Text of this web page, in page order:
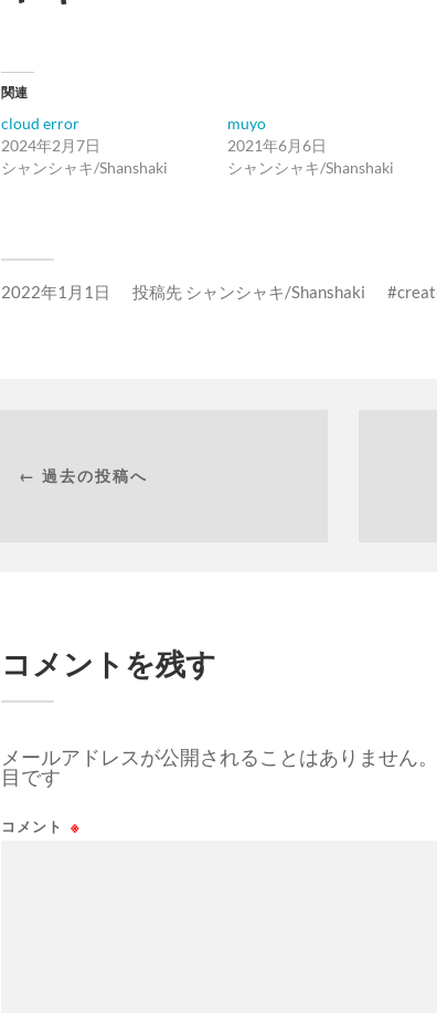
関連
cloud error
2024年2月7日
シャンシャキ/Shanshaki
muyo
2021年6月6日
シャンシャキ/Shanshaki
2022年1月1日 投稿先 シャンシャキ/Shanshaki
← 過去の投稿へ
コメントを残す
メールアドレスが公開されることはありません。
目です
コメント ※